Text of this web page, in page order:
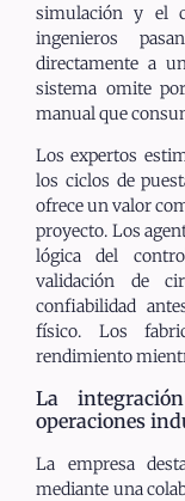
simulación y el
ingenieros
directamente a
sistema omite
manual que
Los expertos
los ciclos de
ofrece un valor
proyecto. Los
lógica del
validación de
confiabilidad
físico. Los
rendimiento
La
operaciones
La empresa
mediante una